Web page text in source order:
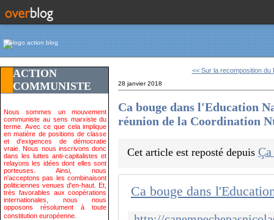
ACTION
COMMUNISTE
Nous sommes un mouvement
communiste au sens marxiste du
terme. Avec ce que cela implique
en matière de positions de classe
et d'exigences de démocratie
vraie. Nous nous inscrivons donc
dans les luttes anti-capitalistes et
relayons les idées dont elles sont
porteuses. Ainsi, nous
n'acceptons pas les combinaisont
politiciennes venues d'en-haut. Et,
très favorables aux coopérations
internationales, nous nous
opposons résolument à toute
constitution européenne.
<< Sur la recomposition du
28 janvier 2018
Ca bouge dans l'Education
réunion de la Coordination
Cet article est reposté depuis